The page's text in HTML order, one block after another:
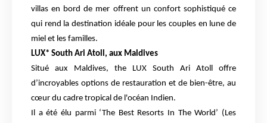
villas en bord de mer offrent un confort sophistiqué ce
qui rend la destination idéale pour les couples en lune de
miel et les familles.
LUX* South Ari Atoll, aux Maldives
Situé aux Maldives, the LUX South Ari Atoll offre
d’incroyables options de restauration et de bien-être, au
cœur du cadre tropical de l'océan Indien.
Il a été élu parmi ‘The Best Resorts In The World’ (Les